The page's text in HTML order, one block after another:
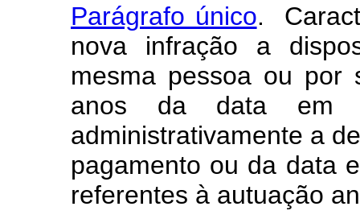
Parágrafo único.
nova infração a
mesma pessoa ou por
anos da data em
administrativamente a
pagamento ou da data
referentes à autuação